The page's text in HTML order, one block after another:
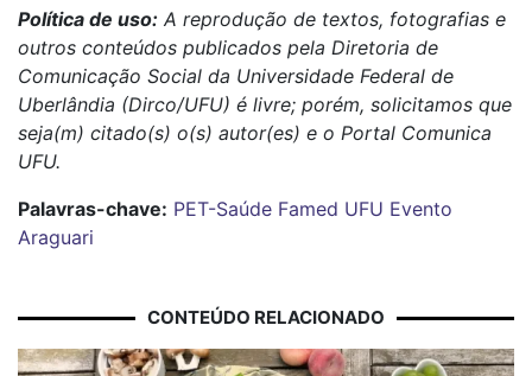
Política de uso: A reprodução de textos, fotografias e
outros conteúdos publicados pela Diretoria de
Comunicação Social da Universidade Federal de
Uberlândia (Dirco/UFU) é livre; porém, solicitamos que
seja(m) citado(s) o(s) autor(es) e o Portal Comunica
UFU.
Palavras-chave: PET-Saúde Famed UFU Evento
Araguari
CONTEÚDO RELACIONADO